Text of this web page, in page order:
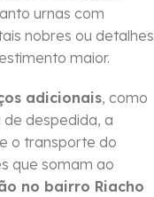
urnas com
nobres ou detalhes
maior.
adicionais, como
despedida, a
o transporte do
que somam ao
no bairro Riacho